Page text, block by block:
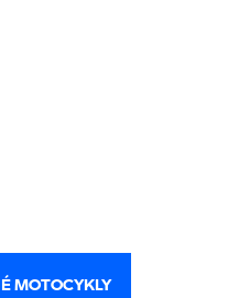
MOTOCYKLY